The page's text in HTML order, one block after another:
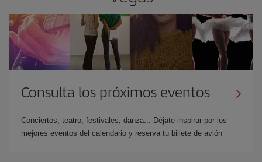
Consulta los próximos eventos
Conciertos, teatro, festivales, danza... Déjate inspirar por los
mejores eventos del calendario y reserva tu billete de avión